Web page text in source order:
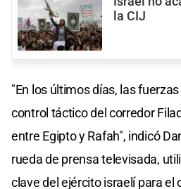
la CIJ
"En los últimos días, las
control táctico del corredor
entre Egipto y Rafah", indicó
rueda de prensa televisada,
clave del ejército israelí para el